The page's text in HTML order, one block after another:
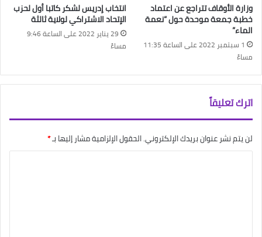
وزارة الأوقاف تتراجع عن اعتماد
خطبة جمعة موحدة حول “نعمة
الماء”
1 سبتمبر 2022 على الساعة 11:35
مساءً
انتخاب إدريس لشكر كاتبا أول لحزب
الإتحاد الاشتراكي لولاية ثالثة
29 يناير 2022 على الساعة 9:46
مساءً
اترك تعليقاً
لن يتم نشر عنوان بريدك الإلكتروني.الحقول الإلزامية مشار إليها بـ*